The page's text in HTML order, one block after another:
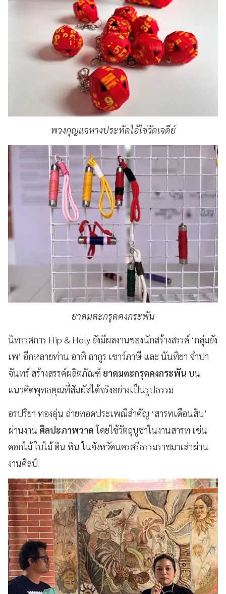
พวงกุญแจหางประทัดไอ้ไข่วัดเจดีย์
ยาดมตะกรุดคงกระพัน
นิทรรศการ Hip & Holy ยังมีผลงานของนักสร้างสรรค์ ‘กลุ่มยัง
เพ’ อีกหลายท่าน อาทิ ถากูร เชาว์ภาษี และ นันทิยา จำปา
จันทร์ สร้างสรรค์ผลิตภัณฑ์ ยาดมตะกรุดคงกระพัน บน
แนวคิดพุทธคุณที่สัมผัสได้จริงอย่างเป็นรูปธรรม
อรปรียา ทองอุ่น ถ่ายทอดประเพณีสำคัญ ‘สารทเดือนสิบ’
ผ่านงาน ศิลปะภาพวาดโดยใช้วัตถุบูชาในงานสารท เช่น
ดอกไม้ ใบไม้ ดิน หิน ในจังหวัดนครศรีธรรมราชมาเล่าผ่าน
งานศิลป์